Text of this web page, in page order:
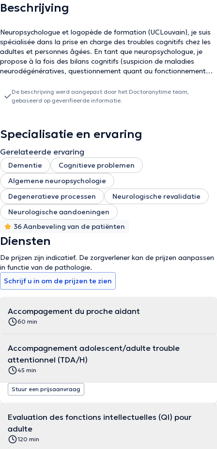
Beschrijving
Neuropsychologue et logopède de formation (UCLouvain), je suis
spécialisée dans la prise en charge des troubles cognitifs chez les
adultes et personnes âgées. En tant que neuropsychologue, je
propose à la fois des bilans cognitifs (suspicion de maladies
neurodégénératives, questionnement quant au fonctionnement
en charge adaptée selon les difficultés mises en évidence et le
projet de vie de la personne. Je suis membre de la Commission
médecin spécialiste.
De beschrijving werd aangepast door het Doctoranytime team,
gebaseerd op geverifieerde informatie.
Specialisatie en ervaring
Gerelateerde ervaring
Dementie
Cognitieve problemen
Algemene neuropsychologie
Degeneratieve processen
Neurologische revalidatie
Neurologische aandoeningen
36 Aanbeveling van de patiënten
Diensten
De prijzen zijn indicatief. De zorgverlener kan de prijzen aanpassen
in functie van de pathologie.
Schrijf u in om de prijzen te zien
Accompagement du proche aidant
60 min
Accompagnement adolescent/adulte trouble
attentionnel (TDA/H)
45 min
Stuur een prijsaanvraag
Evaluation des fonctions intellectuelles (QI) pour
adulte
120 min